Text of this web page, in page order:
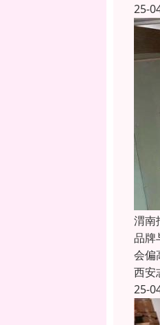
25-
渭南
品牌
会偏
西安
25-